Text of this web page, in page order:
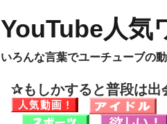
YouTube人気
いろんな言葉でユーチューブの
✰もしかすると普段は